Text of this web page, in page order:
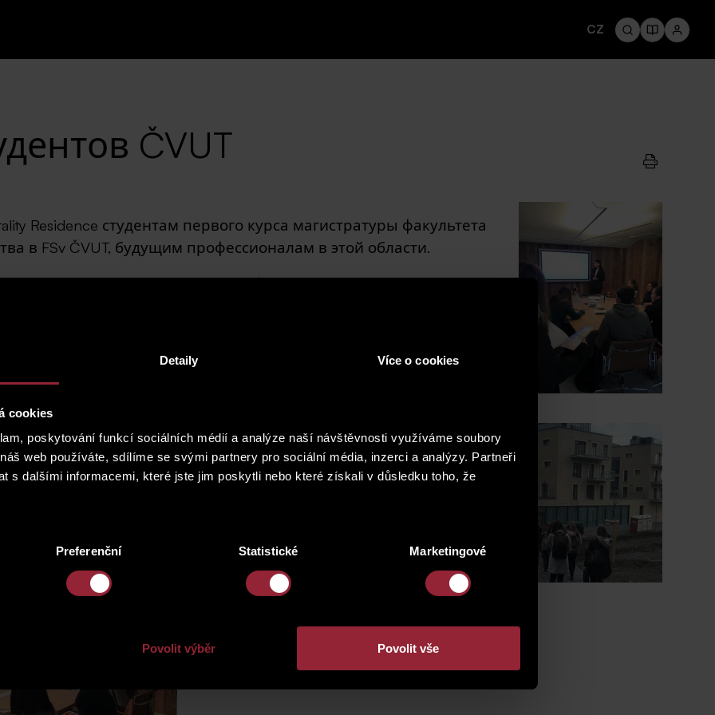
Detaily Více o cookies
cookies
poskytování funkcí sociálních médií a analýze naší návštěvnosti využíváme soubory
web používáte, sdílíme se svými partnery pro sociální média, inzerci a analýzy. Partneři
s dalšími informacemi, které jste jim poskytli nebo které získali v důsledku toho, že
Preferenční Statistické Marketingové
Povolit výběr Povolit vše
CZ
ČVUT
Residence студентам первого курса магистратуры факультета
в FSv ČVUT, будущим профессионалам в этой области.
студентам первого курса магистратуры факультета Архитектуры и
в этой области.
SATPO - Vitality Rezidence (генеральный дизайнер Schindler Seko
экскурсия по зданию. Студенты посетили места общего пользования
жилые единицы.
ценных студенческих практик с нашими знаниями и опытом в этой области.